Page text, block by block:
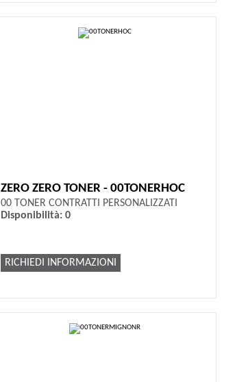
ZERO ZERO TONER - 00TONERHOC
00 TONER CONTRATTI PERSONALIZZATI
Disponibilità: 0
RICHIEDI INFORMAZIONI